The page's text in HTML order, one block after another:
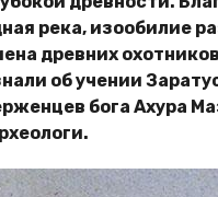
река, изообилие
древних
об учении
бога Ахура